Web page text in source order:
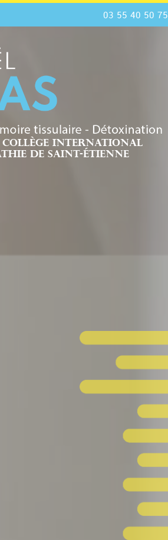
03 55 40 50 75
collège international
de saint-étienne